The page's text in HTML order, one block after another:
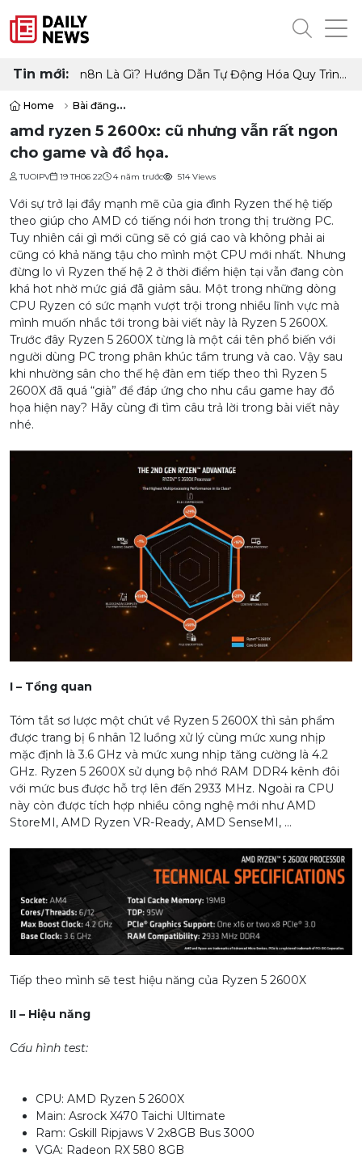
Tin mới:
🚀 OpenClaw là gì? Toàn tập từ A–Z + cách triển
Home
Bài đăng
amd ryzen 5 2600x: cũ nhưng vẫn rất ngon cho game và đồ họa.
amd ryzen 5 2600x: cũ nhưng vẫn rất ngon
cho game và đồ họa.
TUOIPV 19 TH06 22 4 năm trước 514 Views
Với sự trở lại đầy mạnh mẽ của gia đình Ryzen thế hệ tiếp
theo giúp cho AMD có tiếng nói hơn trong thị trường PC.
Tuy nhiên cái gì mới cũng sẽ có giá cao và không phải ai
cũng có khả năng tậu cho mình một CPU mới nhất. Nhưng
đừng lo vì Ryzen thế hệ 2 ở thời điểm hiện tại vẫn đang còn
khá hot nhờ mức giá đã giảm sâu. Một trong những dòng
CPU Ryzen có sức mạnh vượt trội trong nhiều lĩnh vực mà
mình muốn nhắc tới trong bài viết này là Ryzen 5 2600X.
Trước đây Ryzen 5 2600X từng là một cái tên phổ biến với
người dùng PC trong phân khúc tầm trung và cao. Vậy sau
khi nhường sân cho thế hệ đàn em tiếp theo thì Ryzen 5
2600X đã quá “già” để đáp ứng cho nhu cầu game hay đồ
họa hiện nay? Hãy cùng đi tìm câu trả lời trong bài viết này
nhé.
I – Tổng quan
Tóm tắt sơ lược một chút về Ryzen 5 2600X thì sản phẩm
được trang bị 6 nhân 12 luồng xử lý cùng mức xung nhịp
mặc định là 3.6 GHz và mức xung nhịp tăng cường là 4.2
GHz. Ryzen 5 2600X sử dụng bộ nhớ RAM DDR4 kênh đôi
với mức bus được hỗ trợ lên đến 2933 MHz. Ngoài ra CPU
này còn được tích hợp nhiều công nghệ mới như AMD
StoreMI, AMD Ryzen VR-Ready, AMD SenseMI, …
Tiếp theo mình sẽ test hiệu năng của Ryzen 5 2600X
II – Hiệu năng
Cấu hình test:
CPU: AMD Ryzen 5 2600X
Main: Asrock X470 Taichi Ultimate
Ram: Gskill Ripjaws V 2x8GB Bus 3000
VGA: Radeon RX 580 8GB